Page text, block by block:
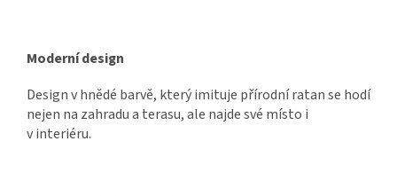
Moderní design
Design v hnědé barvě, který imituje přírodní ratan se hodí
nejen na zahradu a terasu, ale najde své místo i
v interiéru.